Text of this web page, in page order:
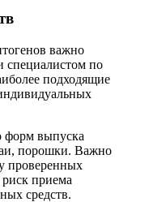
важно
специалистом по
подходящие
форм выпуска
порошки. Важно
проверенных
приема
средств.